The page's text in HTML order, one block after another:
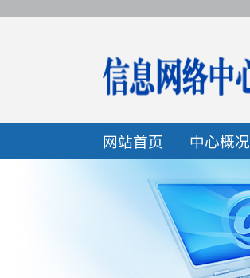
网站首页 中心概况